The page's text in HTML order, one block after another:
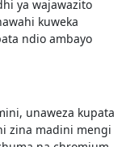
ya wajawazito
kuweka
ndio ambayo
unaweza kupata
zina madini mengi